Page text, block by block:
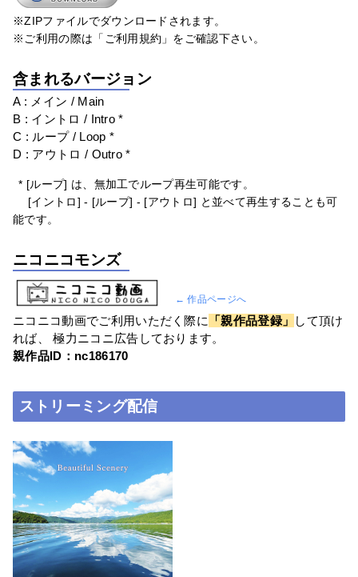
※ZIPファイルでダウンロードされます。
※ご利用の際は「ご利用規約」をご確認下さい。
含まれるバージョン
A : メイン / Main
B : イントロ / Intro *
C : ループ / Loop *
D : アウトロ / Outro *
* [ループ] は、無加工でループ再生可能です。
[イントロ] - [ループ] - [アウトロ] と並べて再生することも可
能です。
ニコニコモンズ
← 作品ページへ
ニコニコ動画でご利用いただく際に 「親作品登録」
して頂け
れば、 極力ニコニ広告しております。
親作品ID：nc186170
ストリーミング配信